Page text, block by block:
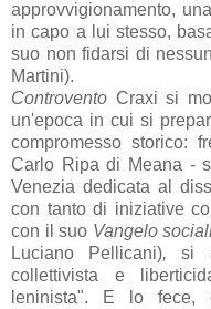
approvvigionamento,
in capo a lui stesso,
suo non fidarsi di
Martini).
Controvento Craxi si
un'epoca in cui si
compromesso storico:
Carlo Ripa di Meana -
Venezia dedicata al
con tanto di iniziative
con il suo Vangelo
Luciano Pellicani),si
collettivista e
leninista". E lo fece,